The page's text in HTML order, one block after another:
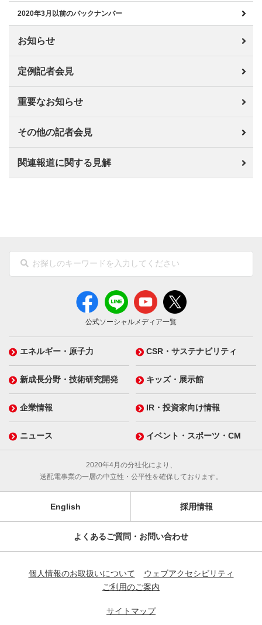
2020年3月以前のバックナンバー
お知らせ
定例記者会見
重要なお知らせ
その他の記者会見
関連報道に関する見解
公式ソーシャルメディア一覧
エネルギー・原子力 CSR・サステナビリティ
新成長分野・技術研究開発 キッズ・展示館
企業情報 IR・投資家向け情報
ニュース イベント・スポーツ・CM
2020年4月の分社化により、
送配電事業の一層の中立性・公平性を確保しております。
English 採用情報
よくあるご質問・お問い合わせ
個人情報のお取扱いについて
ウェブアクセシビリティ
ご利用のご案内
サイトマップ